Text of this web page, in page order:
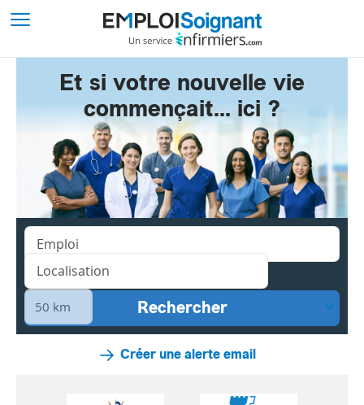
Et si votre nouvelle vie
commençait... ici ?
Créer une alerte email